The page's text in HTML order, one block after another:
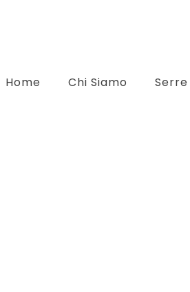
Home Chi Siamo Serre